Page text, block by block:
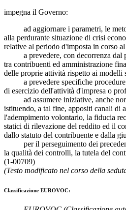
impegna il Governo:
ad aggiornare i parametri, le
alla perdurante situazione di crisi
relative al periodo d'imposta in corso
a prevedere, con decorrenza dal
tra contribuenti ed amministrazione
delle proprie attività rispetto ai modelli
a prevedere specifiche procedure di
di esercizio dell'attività d'impresa o
ad assumere iniziative, anche
istituendo, a tal fine, appositi canali di
l'adempimento volontario, la fiducia
statici di rilevazione del reddito ed il
dallo statuto del contribuente e dalla
per il perseguimento dei precedenti
la qualità dei controlli, la tutela del
(1-00709)
(Testo modificato nel corso della
Classificazione EUROVOC: